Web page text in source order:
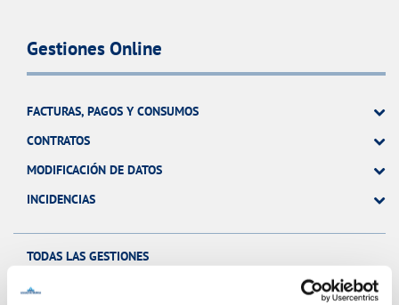
Gestiones Online
FACTURAS, PAGOS Y CONSUMOS
CONTRATOS
MODIFICACIÓN DE DATOS
INCIDENCIAS
TODAS LAS GESTIONES
OTRAS GESTIONES